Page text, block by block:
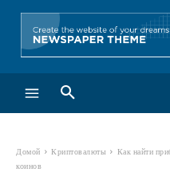
Домой Криптовалюты
Как найти
коинов